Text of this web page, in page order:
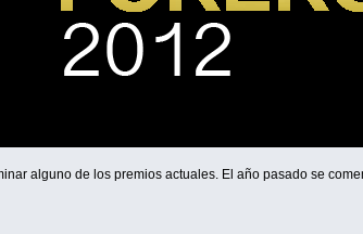
alguno de los premios actuales. El año pasado se